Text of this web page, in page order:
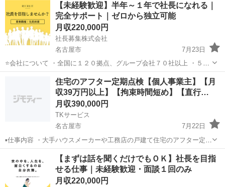
【未経験歓迎】半年～１年で社長になれる｜
完全サポート｜ゼロから独立可能
月収220,000円
社長募集株式会社
名古屋市
7月23日
⭐会社について ・全国に１２０拠点、グループ会社７０社以上 ・５０
０名以上の独立支援実績 ・起業資金は全額会社負担 ⭐研修～独立の流
名古屋市 未経験
住宅のアフター定期点検【個人事業主】【月
収39万円以上】【拘束時間短め】【直行…
月収390,000円
TKサービス
名古屋市
7月22日
▪️仕事内容 ・大手ハウスメーカーや工務店の戸建て住宅のアフター定期
点検を代行します。 ・事前にアポイントされたお宅へ車で訪問しま
す。 ・決められた点検項目に基づき不具合箇所を点検してiPadを使っ
て報告。 例:外壁...
名古屋市 その他 未経験
【まずは話を聞くだけでもＯＫ】社長を目指
せる仕事｜未経験歓迎・面談１回のみ
月収220,000円